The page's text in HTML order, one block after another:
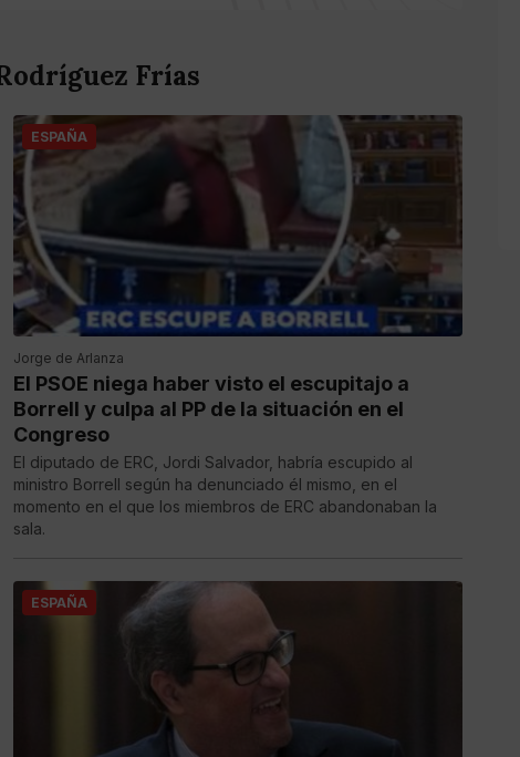
Frías
ESPAÑA
Jorge de Arlanza
El PSOE niega haber visto el escupitajo a
Borrell y culpa al PP de la situación en el
Congreso
El diputado de ERC, Jordi Salvador, habría escupido al
ministro Borrell según ha denunciado él mismo, en el
momento en el que los miembros de ERC abandonaban la
sala.
ESPAÑA